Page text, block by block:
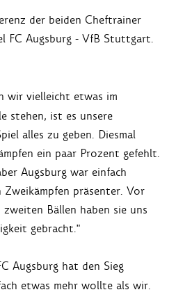
der beiden Cheftrainer
FC Augsburg - VfB Stuttgart.
wir vielleicht etwas im
stehen, ist es unsere
alles zu geben. Diesmal
ein paar Prozent gefehlt.
Augsburg war einfach
präsenter. Vor
Bällen haben sie uns
gebracht."
Augsburg hat den Sieg
etwas mehr wollte als wir.